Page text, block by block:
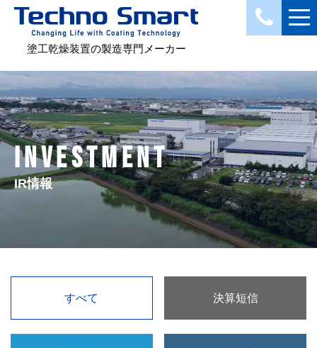
塗工乾燥装置の製造専門メーカー
INVESTMENT
IR情報
すべて 決算短信